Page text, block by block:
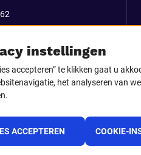
instellingen
accepteren” te klikken gaat u
het analyseren van
ACCEPTEREN COOKIE-